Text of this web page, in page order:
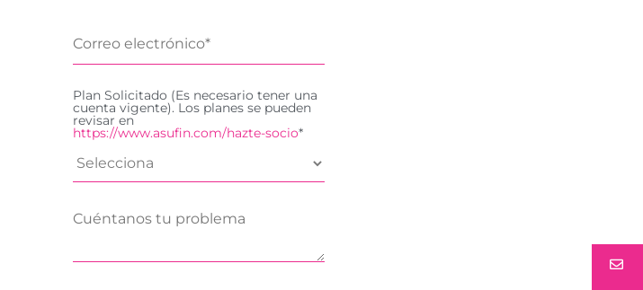
Plan Solicitado (Es necesario tener una
cuenta vigente). Los planes se pueden
revisar en
https://www.asufin.com/hazte-socio*